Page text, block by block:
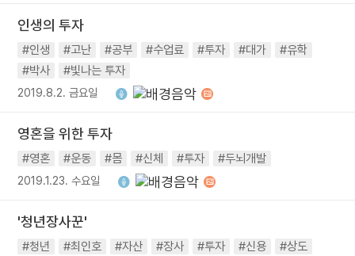
인생의 투자
#인생 #고난 #공부 #수업료 #투자 #대가
#유학
#박사
#빛나는 투자
2019.8.2. 금요일
영혼을 위한 투자
#영혼 #운동 #몸 #신체 #투자 #두뇌개발
2019.1.23. 수요일
'청년장사꾼'
#청년 #최인호 #자산 #장사 #투자 #신용
#상도